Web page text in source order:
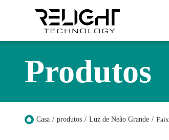
Produtos
Casa / produtos / Luz de Neão Grande /